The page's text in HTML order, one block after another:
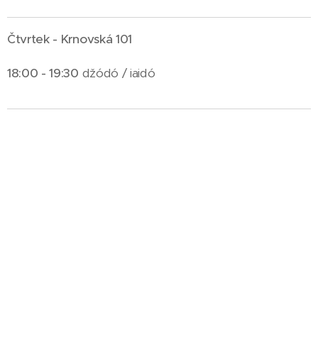
Čtvrtek - Krnovská 101
18:00 - 19:30 džódó / iaidó